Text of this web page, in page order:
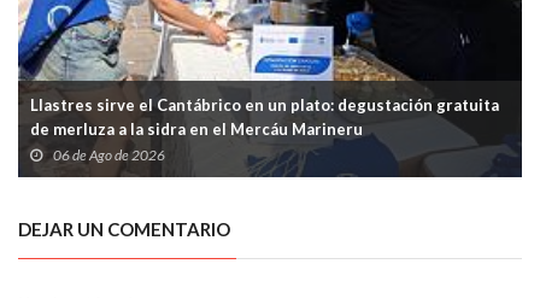
Llastres sirve el Cantábrico en un plato: degustación gratuita
de merluza a la sidra en el Mercáu Marineru
06 de Ago de 2026
DEJAR UN COMENTARIO